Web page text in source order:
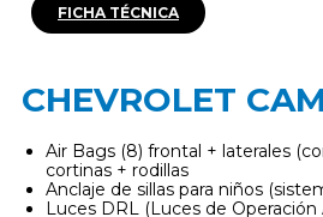
FICHA TÉCNICA
CHEVROLET
Air Bags (8) frontal + laterales
cortinas + rodillas
Anclaje de sillas para niños
Luces DRL (Luces de